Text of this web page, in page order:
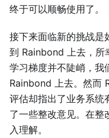
终于可以顺畅使用了。
接下来面临新的挑战是
到 Rainbond 上去，所
学习梯度并不陡峭，我
Rainbond 上去。然而
评估却指出了业务系统
了一些整改意见。在整
入理解。